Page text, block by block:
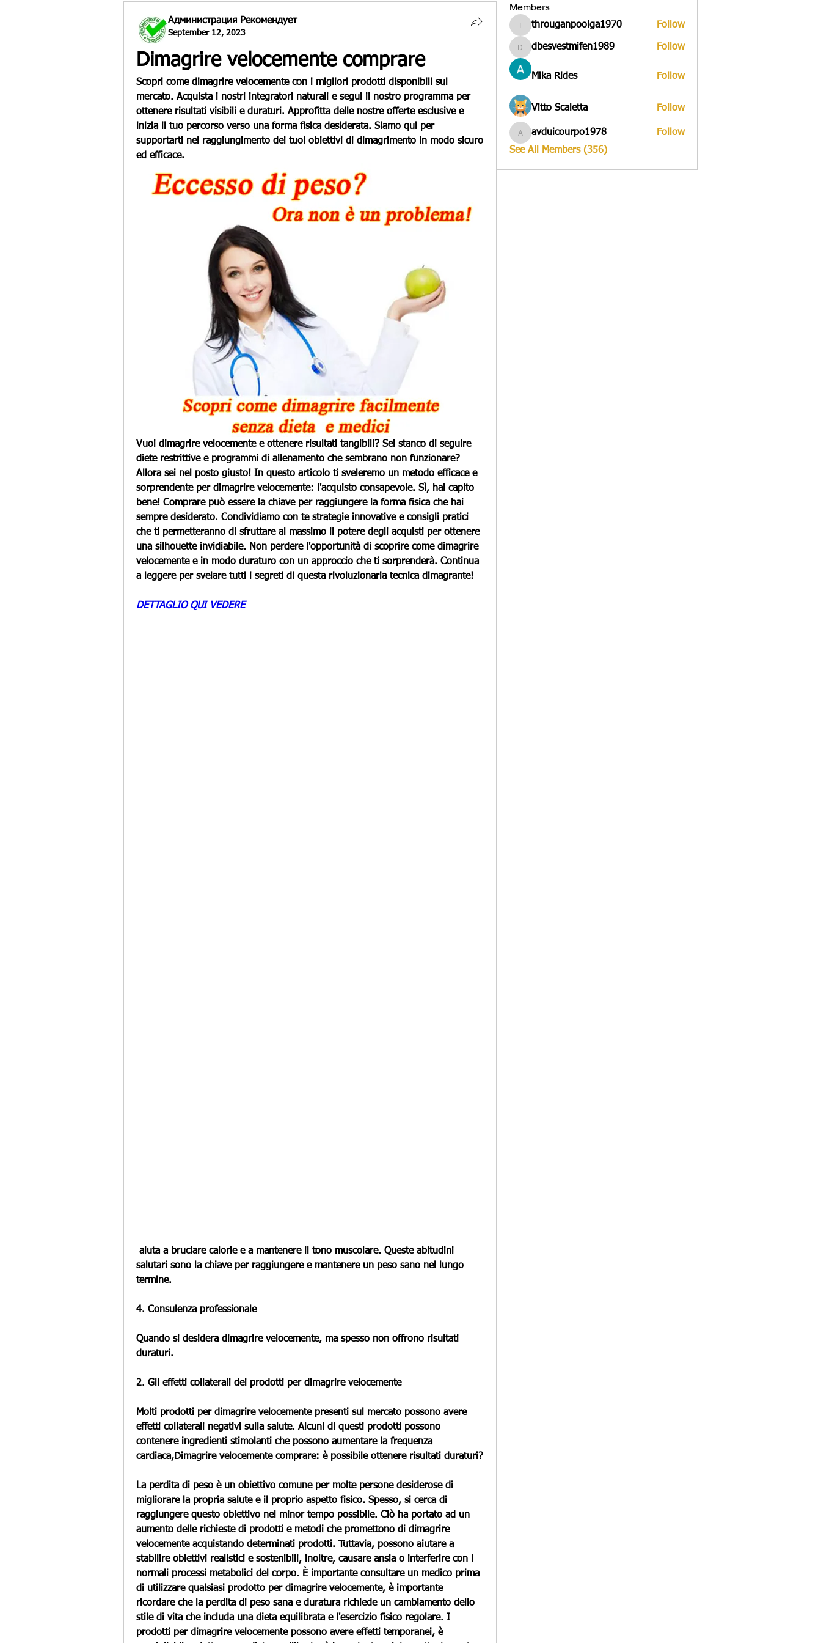
Администрация Рекомендует
September 12, 2023
Dimagrire velocemente comprare
Scopri come dimagrire velocemente con i migliori prodotti disponibili sul
mercato. Acquista i nostri integratori naturali e segui il nostro programma per
ottenere risultati visibili e duraturi. Approfitta delle nostre offerte esclusive e
inizia il tuo percorso verso una forma fisica desiderata. Siamo qui per
supportarti nel raggiungimento dei tuoi obiettivi di dimagrimento in modo sicuro
ed efficace.
Vuoi dimagrire velocemente e ottenere risultati tangibili? Sei stanco di seguire
diete restrittive e programmi di allenamento che sembrano non funzionare?
Allora sei nel posto giusto! In questo articolo ti sveleremo un metodo efficace e
sorprendente per dimagrire velocemente: l'acquisto consapevole. Sì, hai capito
bene! Comprare può essere la chiave per raggiungere la forma fisica che hai
sempre desiderato. Condividiamo con te strategie innovative e consigli pratici
che ti permetteranno di sfruttare al massimo il potere degli acquisti per ottenere
una silhouette invidiabile. Non perdere l'opportunità di scoprire come dimagrire
velocemente e in modo duraturo con un approccio che ti sorprenderà. Continua
a leggere per svelare tutti i segreti di questa rivoluzionaria tecnica dimagrante!
DETTAGLIO QUI VEDERE
salutari sono la chiave per raggiungere e mantenere un peso sano nel lungo
termine.
4. Consulenza professionale
Quando si desidera dimagrire velocemente, ma spesso non offrono risultati
duraturi.
2. Gli effetti collaterali dei prodotti per dimagrire velocemente
Molti prodotti per dimagrire velocemente presenti sul mercato possono avere
effetti collaterali negativi sulla salute. Alcuni di questi prodotti possono
contenere ingredienti stimolanti che possono aumentare la frequenza
cardiaca,Dimagrire velocemente comprare: è possibile ottenere risultati duraturi?
La perdita di peso è un obiettivo comune per molte persone desiderose di
migliorare la propria salute e il proprio aspetto fisico. Spesso, si cerca di
raggiungere questo obiettivo nel minor tempo possibile. Ciò ha portato ad un
aumento delle richieste di prodotti e metodi che promettono di dimagrire
velocemente acquistando determinati prodotti. Tuttavia, possono aiutare a
stabilire obiettivi realistici e sostenibili, inoltre, causare ansia o interferire con i
normali processi metabolici del corpo. È importante consultare un medico prima
di utilizzare qualsiasi prodotto per dimagrire velocemente, è importante
ricordare che la perdita di peso sana e duratura richiede un cambiamento dello
stile di vita che includa una dieta equilibrata e l'esercizio fisico regolare. I
prodotti per dimagrire velocemente possono avere effetti temporanei, è
Members
througanpoolga1970
througanpoolga1970 Follow
dbesvestmifen1989
dbesvestmifen1989 Follow
Mika Rides Follow
Vitto Scaletta Follow
avduicourpo1978
avduicourpo1978
Follow
See All Members (356)